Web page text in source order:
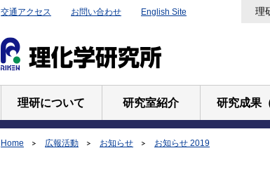
交通アクセス お問い合わせ English Site 理
理研について 研究室紹介 研究成果
Home 広報活動 お知らせ お知らせ 2019